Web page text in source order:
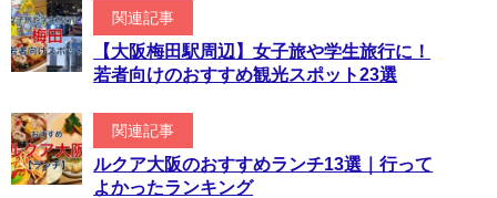
関連記事
【大阪梅田駅周辺】女子旅や学生旅行に！
若者向けのおすすめ観光スポット23選
関連記事
ルクア大阪のおすすめランチ13選｜行って
よかったランキング